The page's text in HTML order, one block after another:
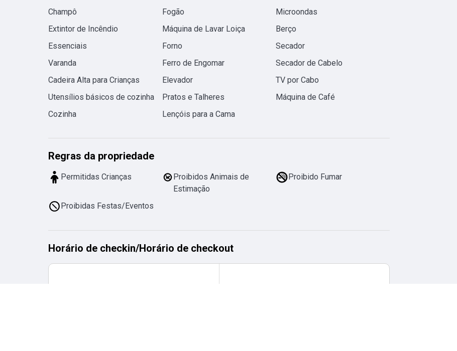
Champô
Fogão
Microondas
Extintor de Incêndio
Máquina de Lavar Loiça
Berço
Essenciais
Forno
Secador
Varanda
Ferro de Engomar
Secador de Cabelo
Cadeira Alta para Crianças
Elevador
TV por Cabo
Utensílios básicos de cozinha
Pratos e Talheres
Máquina de Café
Cozinha
Lençóis para a Cama
Regras da propriedade
Permitidas Crianças
Proibidos Animais de
Estimação
Proibido Fumar
Proibidas Festas/Eventos
Horário de checkin/Horário de checkout